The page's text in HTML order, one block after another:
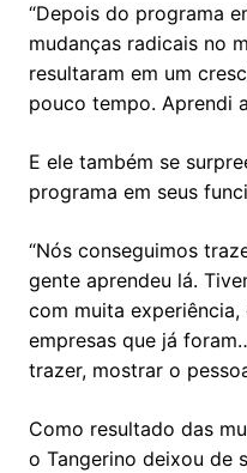
“Depois do programa
mudanças radicais no
resultaram em um
pouco tempo. Aprendi
E ele também se
programa em seus
“Nós conseguimos
gente aprendeu lá.
com muita
empresas que já
trazer, mostrar o
Como resultado das
o Tangerino deixou de